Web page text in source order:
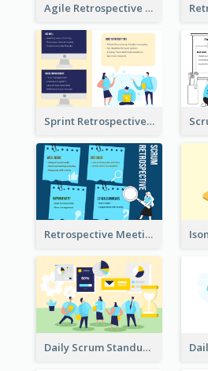
Agile Retrospective Template
Sprint Retrospective Illustration
Retrospective Meeting Ideas
Daily Scrum Standup Meeting Illustration